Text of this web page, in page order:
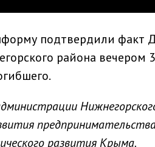
подтвердили факт
района вечером
развития Крыма.